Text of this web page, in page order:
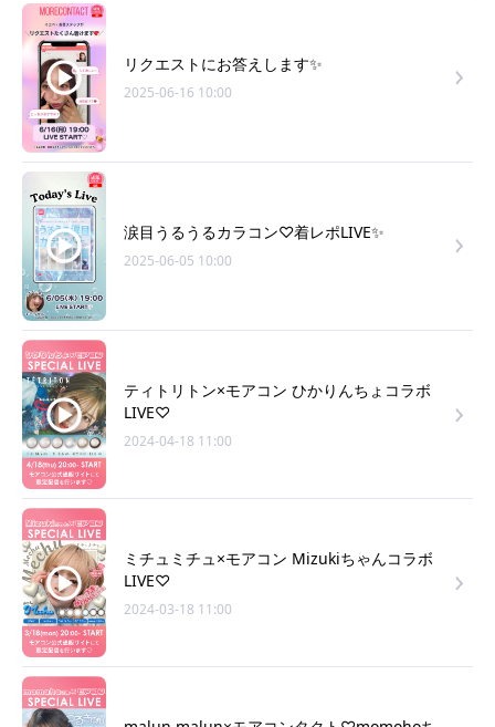
リクエストにお答えします✨
2025-06-16 10:00
涙目うるうるカラコン♡着レポLIVE✨
2025-06-05 10:00
ティトリトン×モアコン ひかりんちょコラボ
LIVE♡
2024-04-18 11:00
ミチュミチュ×モアコン Mizukiちゃんコラボ
LIVE♡
2024-03-18 11:00